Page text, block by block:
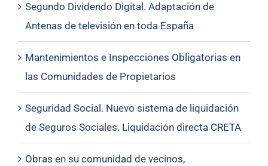
Segundo Dividendo Digital. Adaptación de
Antenas de televisión en toda España
Mantenimientos e Inspecciones Obligatorias en
las Comunidades de Propietarios
Seguridad Social. Nuevo sistema de liquidación
de Seguros Sociales. Liquidación directa CRETA
Obras en su comunidad de vecinos,